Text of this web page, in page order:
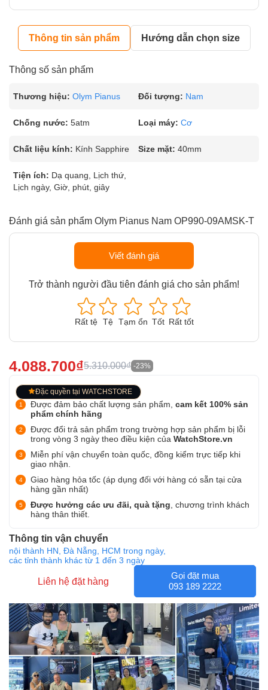
Thông tin sản phẩm Hướng dẫn chọn size
Thông số sản phẩm
Thương hiệu: Olym Pianus Đối tượng: Nam
Chống nước: 5atm Loại máy: Cơ
Chất liệu kính: Kính Sapphire Size mặt: 40mm
Tiện ích: Dạ quang, Lịch thứ,
Lịch ngày, Giờ, phút, giây
Đánh giá sản phẩm Olym Pianus Nam OP990-09AMSK-T
Viết đánh giá
Trở thành người đầu tiên đánh giá cho sản phẩm!
Rất tệ Tệ Tạm ổn Tốt Rất tốt
4.088.700₫5.310.000₫ -23%
Đặc quyền tại WATCHSTORE
Được đảm bảo chất lượng sản phẩm, cam kết 100% sản
phẩm chính hãng
Được đổi trả sản phẩm trong trường hợp sản phẩm bị lỗi
trong vòng 3 ngày theo điều kiện của WatchStore.vn
Miễn phí vận chuyển toàn quốc, đồng kiểm trực tiếp khi
giao nhận.
Giao hàng hỏa tốc (áp dụng đối với hàng có sẵn tại cửa
hàng gần nhất)
Được hưởng các ưu đãi, quà tặng , chương trình khách
hàng thân thiết.
Thông tin vận chuyển
nội thành HN, Đà Nẵng, HCM trong ngày,
các tỉnh thành khác từ 1 đến 3 ngày
Liên hệ đặt hàng
Gọi đặt mua
093 189 2222